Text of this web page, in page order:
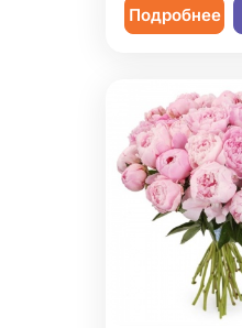
Подробнее